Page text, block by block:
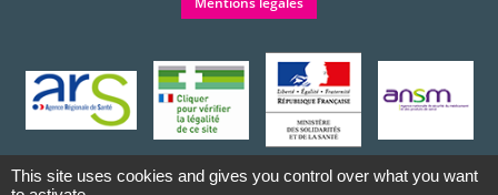
This site uses cookies and gives you control over what you want